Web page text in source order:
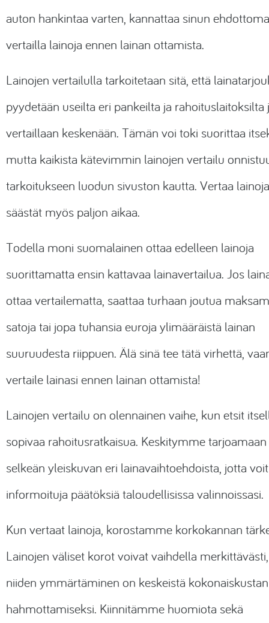
auton hankintaa varten, kannattaa sinun
vertailla lainoja ennen lainan ottamista.
Lainojen vertailulla tarkoitetaan sitä, että
pyydetään useilta eri pankeilta ja rahoituslaitoksilta
vertaillaan keskenään. Tämän voi toki suorittaa
mutta kaikista kätevimmin lainojen vertailu
tarkoitukseen luodun sivuston kautta. Vertaa
säästät myös paljon aikaa.
Todella moni suomalainen ottaa edelleen lainoja
suorittamatta ensin kattavaa lainavertailua. Jos
ottaa vertailematta, saattaa turhaan joutua
satoja tai jopa tuhansia euroja ylimääräistä lainan
suuruudesta riippuen. Älä sinä tee tätä virhettä,
vertaile lainasi ennen lainan ottamista!
Lainojen vertailu on olennainen vaihe, kun etsit
sopivaa rahoitusratkaisua. Keskitymme
selkeän yleiskuvan eri lainavaihtoehdoista, jotta
informoituja päätöksiä taloudellisissa valinnoissasi.
Kun vertaat lainoja, korostamme korkokannan
Lainojen väliset korot voivat vaihdella
niiden ymmärtäminen on keskeistä
hahmottamiseksi. Kiinnitämme huomiota sekä